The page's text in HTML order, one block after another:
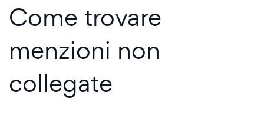
Come trovare
menzioni non
collegate